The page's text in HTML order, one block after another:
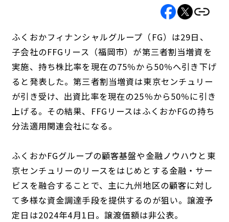
ふくおかフィナンシャルグループ（FG）は29日、
子会社のFFGリース（福岡市）が第三者割当増資を
実施、持ち株比率を現在の75％から50％へ引き下げ
ると発表した。第三者割当増資は東京センチュリー
が引き受け、出資比率を現在の25％から50％に引き
上げる。その結果、FFGリースはふくおかFGの持ち
分法適用関連会社になる。
ふくおかFGグループの顧客基盤や金融ノウハウと東
京センチュリーのリースをはじめとする金融・サー
ビスを融合することで、主に九州地区の顧客に対し
て多様な資金調達手段を提供するのが狙い。譲渡予
定日は2024年4月1日。譲渡価額は非公表。